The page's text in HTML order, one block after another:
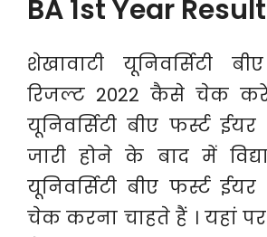
BA 1st Year
शेखावाटी यूनिवर्सिटी
रिजल्ट 2022 कैसे चेक करें
यूनिवर्सिटी बीए फर्स्ट
जारी होने के बाद में
यूनिवर्सिटी बीए फर्स्ट
चेक करना चाहते हैं । यहां